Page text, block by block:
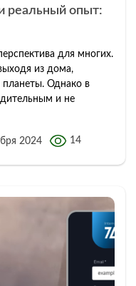
реальный опыт:
для многих.
из дома,
планеты. Однако в
и не
2024 14